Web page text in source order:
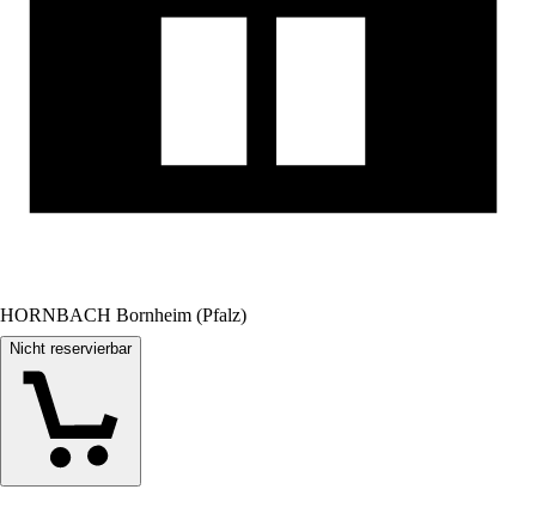
HORNBACH Bornheim (Pfalz)
Nicht reservierbar